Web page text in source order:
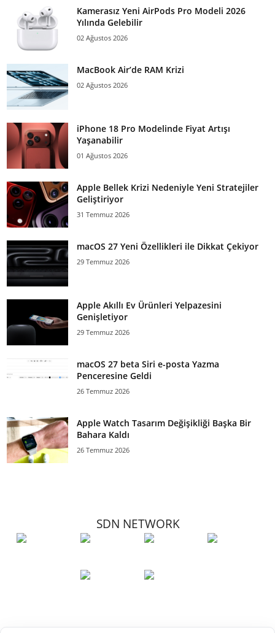
Kamerasız Yeni AirPods Pro Modeli 2026
Yılında Gelebilir
02 Ağustos 2026
MacBook Air’de RAM Krizi
02 Ağustos 2026
iPhone 18 Pro Modelinde Fiyat Artışı
Yaşanabilir
01 Ağustos 2026
Apple Bellek Krizi Nedeniyle Yeni Stratejiler
Geliştiriyor
31 Temmuz 2026
macOS 27 Yeni Özellikleri ile Dikkat Çekiyor
29 Temmuz 2026
Apple Akıllı Ev Ürünleri Yelpazesini
Genişletiyor
29 Temmuz 2026
macOS 27 beta Siri e-posta Yazma
Penceresine Geldi
26 Temmuz 2026
Apple Watch Tasarım Değişikliği Başka Bir
Bahara Kaldı
26 Temmuz 2026
SDN NETWORK